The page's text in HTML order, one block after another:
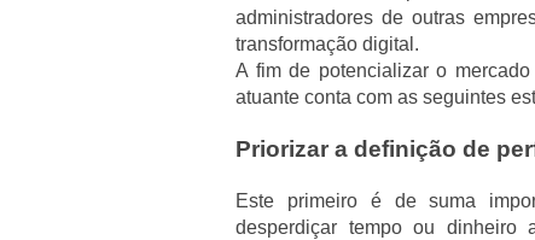
administradores de outras
transformação digital.
A fim de potencializar o
atuante conta com as seguintes
Priorizar a definição de
Este primeiro é de suma
desperdiçar tempo ou